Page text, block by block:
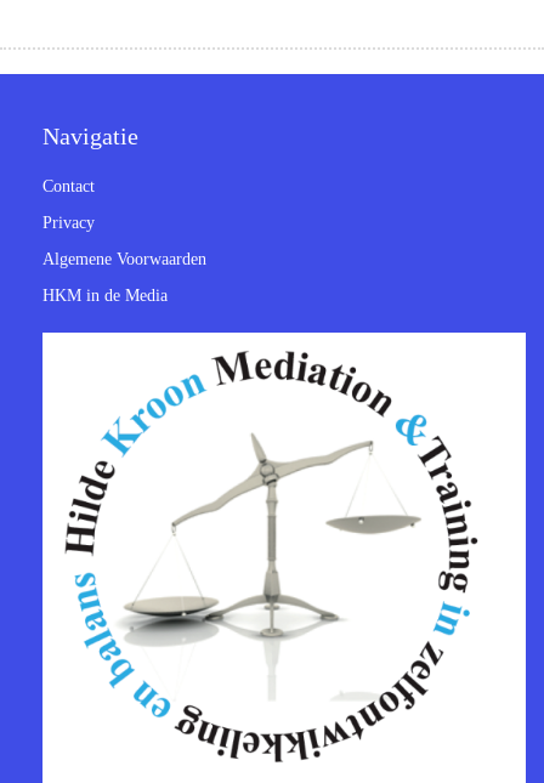
Navigatie
Contact
Privacy
Algemene Voorwaarden
HKM in de Media